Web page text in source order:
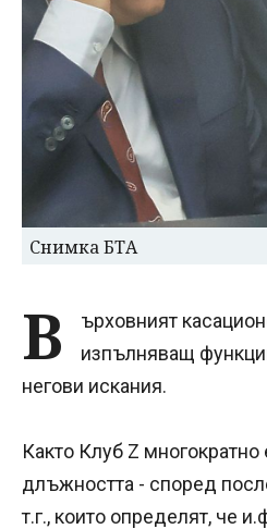
Снимка БТА
В
ърховният
изпълняващ
негови искания.
Както Клуб Z
длъжността - според
т.г., които определят, че